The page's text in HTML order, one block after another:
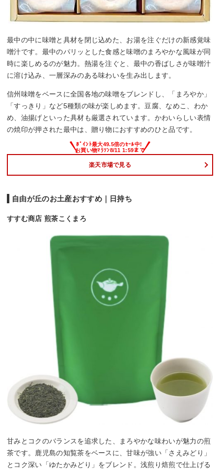
最中の中に味噌と具材を閉じ込めた、お湯を注ぐだけの新感覚味
噌汁です。最中のパリッとした食感と味噌のまろやかな風味が同
時に楽しめるのが魅力。熱湯を注ぐと、最中の香ばしさが味噌汁
に溶け込み、一層深みのある味わいを生み出します。
信州味噌をベースに全国各地の味噌をブレンドし、「まろやか」
「すっきり」など5種類の味が楽しめます。豆腐、なめこ、わか
め、油揚げといった具材も厳選されています。かわいらしい表情
の焼印が押された最中は、贈り物におすすめのひと品です。
楽天市場で見る
自由が丘のお土産おすすめ｜日持ち
すすむ商店 煎茶こくまろ
甘みとコクのバランスを追求した、まろやかな味わいが魅力の煎
茶です。鹿児島の知覧茶をベースに、甘味が強い「さえみどり」
とコク深い「ゆたかみどり」をブレンド。浅煎り焙煎で仕上げる